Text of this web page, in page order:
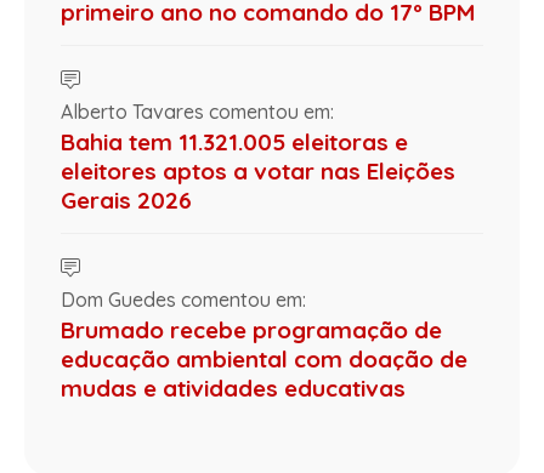
primeiro ano no comando do 17º BPM
Alberto Tavares comentou em:
Bahia tem 11.321.005 eleitoras e
eleitores aptos a votar nas Eleições
Gerais 2026
Dom Guedes comentou em:
Brumado recebe programação de
educação ambiental com doação de
mudas e atividades educativas